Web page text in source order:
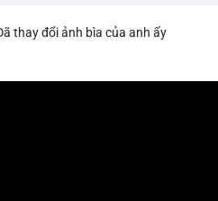
thay đổi ảnh bìa của anh ấy